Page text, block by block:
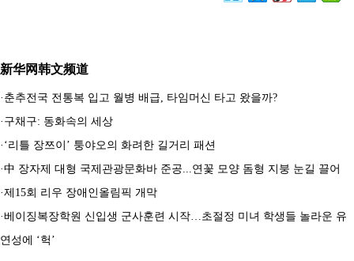
新华网韩文频道
· 춘추전국 전통복 입고 월병 배급, 타임머신 타고 왔을까?
· 구채구: 동화속의 세상
· ‘리틀 장쯔이’ 퉁야오의 화려한 길거리 패션
·中 장자제 대형 국제관광문화바 준공...연꽃 모양 돔형 지붕 눈길 끌어
·제15회 리우 장애인올림픽 개막
·베이징복장학원 신입생 군사훈련 시작…초절정 미녀 학생들 놀라운 유
연성에 ‘헉’